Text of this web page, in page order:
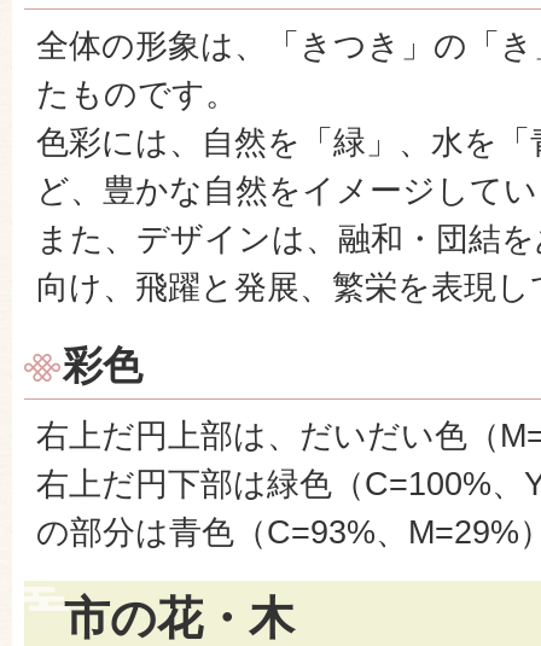
全体の形象は、「きつき」の「
たものです。
色彩には、自然を「緑」、水を
ど、豊かな自然をイメージして
また、デザインは、融和・団結
向け、飛躍と発展、繁栄を表現
彩色
右上だ円上部は、だいだい色（
右上だ円下部は緑色（C=100%、
の部分は青色（C=93%、M=29%
市の花・木